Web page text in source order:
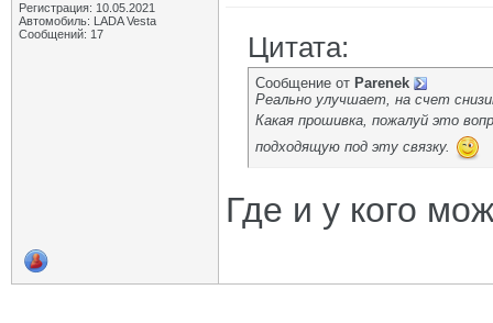
Регистрация: 10.05.2021
Автомобиль: LADA Vesta
Сообщений: 17
Цитата:
Сообщение от Parenek
Реально улучшает, на счет
Какая прошивка, пожалуй это
подходящую под эту связку.
Где и у кого